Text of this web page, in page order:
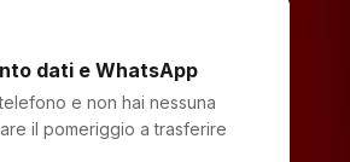
dati e WhatsApp
e non hai nessuna
il pomeriggio a trasferire